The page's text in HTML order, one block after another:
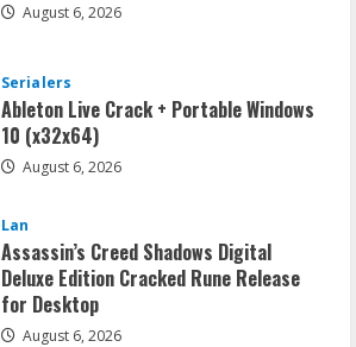
August 6, 2026
Serialers
Ableton Live Crack + Portable Windows
10 (x32x64)
August 6, 2026
Lan
Assassin’s Creed Shadows Digital
Deluxe Edition Cracked Rune Release
for Desktop
August 6, 2026